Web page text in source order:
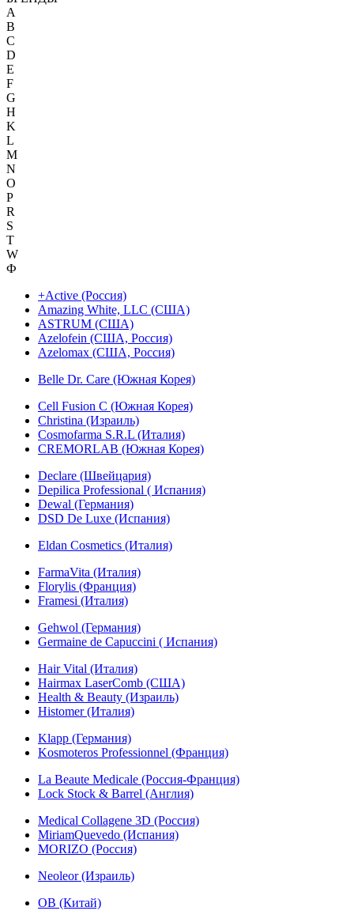
A
B
C
D
E
F
G
H
K
L
M
N
O
P
R
S
T
W
Ф
+Active (Россия)
Amazing White, LLC (США)
ASTRUM (США)
Azelofein (США, Россия)
Azelomax (США, Россия)
Belle Dr. Care (Южная Корея)
Cell Fusion C (Южная Корея)
Christina (Израиль)
Cosmofarma S.R.L (Италия)
CREMORLAB (Южная Корея)
Declare (Швейцария)
Depilica Professional ( Испания)
Dewal (Германия)
DSD De Luxe (Испания)
Eldan Cosmetics (Италия)
FarmaVita (Италия)
Florylis (Франция)
Framesi (Италия)
Gehwol (Германия)
Germaine de Capuccini ( Испания)
Hair Vital (Италия)
Hairmax LaserComb (США)
Health & Beauty (Израиль)
Histomer (Италия)
Klapp (Германия)
Kosmoteros Professionnel (Франция)
La Beaute Medicale (Россия-Франция)
Lock Stock & Barrel (Англия)
Medical Collagene 3D (Россия)
MiriamQuevedo (Испания)
MORIZO (Россия)
Neoleor (Израиль)
OB (Китай)